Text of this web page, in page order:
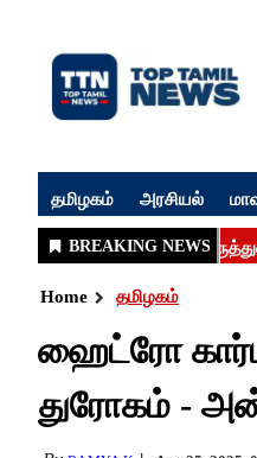
தமிழகம் அரசியல்
Home தமிழகம்
ஹைட்ரோ
துரோகம் -